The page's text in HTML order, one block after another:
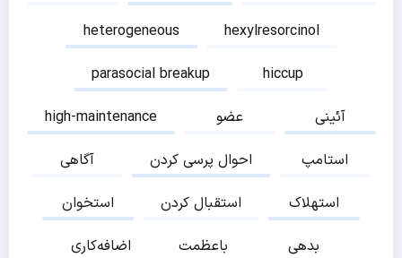
heterogeneous
hexylresorcinol
parasocial breakup
hiccup
high-maintenance
عضو
آئینی
آگاهی
احوال پرسی کردن
استامپ
استخوان
استقبال کردن
استهلاک
اضافه‌کاری
باعظمت
بدهی